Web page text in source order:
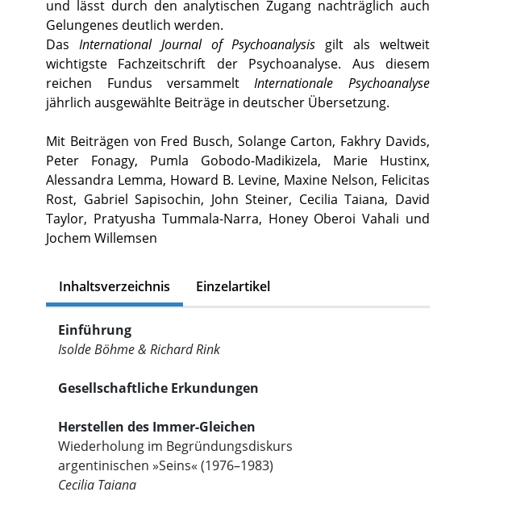
und lässt durch den analytischen Zugang nachträglich auch
Gelungenes deutlich werden.
Das International Journal of Psychoanalysis gilt als weltweit
wichtigste Fachzeitschrift der Psychoanalyse. Aus diesem
reichen Fundus versammeltInternationale Psychoanalyse
jährlich ausgewählte Beiträge in deutscher Übersetzung.
Mit Beiträgen von Fred Busch, Solange Carton, Fakhry Davids,
Peter Fonagy, Pumla Gobodo-Madikizela, Marie Hustinx,
Alessandra Lemma, Howard B. Levine, Maxine Nelson, Felicitas
Rost, Gabriel Sapisochin, John Steiner, Cecilia Taiana, David
Taylor, Pratyusha Tummala-Narra, Honey Oberoi Vahali und
Jochem Willemsen
Inhaltsverzeichnis Einzelartikel
Einführung
Isolde Böhme & Richard Rink
Gesellschaftliche Erkundungen
Herstellen des Immer-Gleichen
Wiederholung im Begründungsdiskurs
argentinischen »Seins« (1976–1983)
Cecilia Taiana